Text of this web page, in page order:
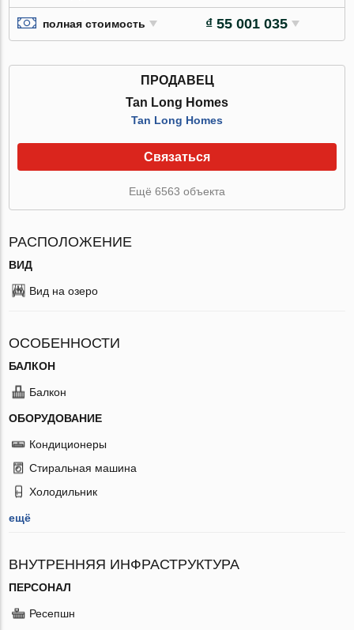
полная стоимость ₫ 55 001 035
ПРОДАВЕЦ
Tan Long Homes
Tan Long Homes
Связаться
Ещё 6563 объекта
РАСПОЛОЖЕНИЕ
ВИД
Вид на озеро
ОСОБЕННОСТИ
БАЛКОН
Балкон
ОБОРУДОВАНИЕ
Кондиционеры
Стиральная машина
Холодильник
ещё
ВНУТРЕННЯЯ ИНФРАСТРУКТУРА
ПЕРСОНАЛ
Ресепшн